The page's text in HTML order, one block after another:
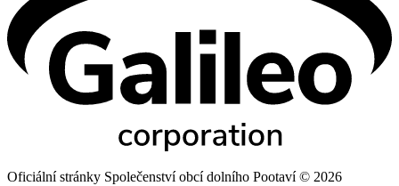
Oficiální stránky Společenství obcí dolního Pootaví © 2026